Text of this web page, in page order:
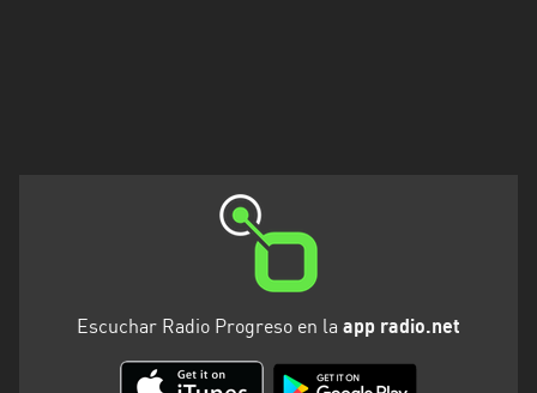
Escuchar Radio Progreso en la app radio.net